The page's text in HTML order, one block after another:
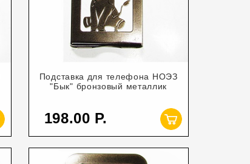
Подставка для телефона НОЭЗ
"Бык" бронзовый металлик
198.00